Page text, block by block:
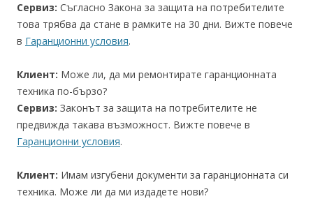
Сервиз: Съгласно Закона за защита на потребителите
това трябва да стане в рамките на 30 дни. Вижте повече
в Гаранционни условия.
Клиент: Може ли, да ми ремонтирате гаранционната
техника по-бързо?
Сервиз: Законът за защита на потребителите не
предвижда такава възможност. Вижте повече в
Гаранционни условия.
Клиент: Имам изгубени документи за гаранционната си
техника. Може ли да ми издадете нови?